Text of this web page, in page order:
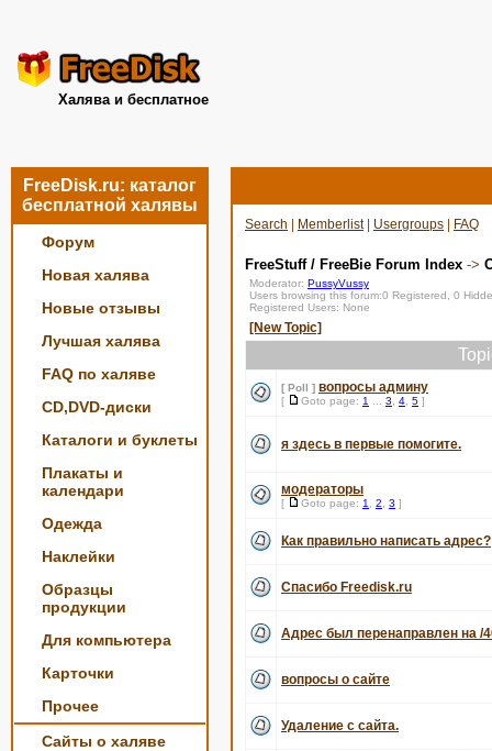
Халява и бесплатное
FreeDisk.ru: каталог
бесплатной халявы
Форум
Новая халява
Новые отзывы
Лучшая халява
FAQ по халяве
CD,DVD-диски
Каталоги и буклеты
Плакаты и
календари
Одежда
Наклейки
Образцы
продукции
Для компьютера
Карточки
Прочее
Сайты о халяве
Search Memberlist| Usergroups FAQ
FreeStuff / FreeBie Forum Index ->
Moderator: PussyVussy
Users browsing this forum:0 Registered, 0
Registered Users: None
[New Topic]
[ Poll ] вопросы админу
[ Goto page: 1 3 4 5 ]
я здесь в первые помогите.
модераторы
[ Goto page: 1 2 3 ]
Как правильно написать адрес?
Спасибо Freedisk.ru
Адрес был перенаправлен на /
вопросы о сайте
Удаление с сайта.